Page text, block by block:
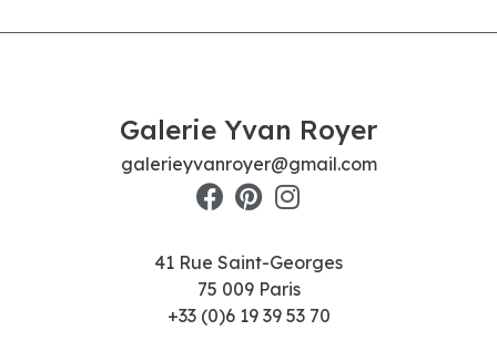
Galerie Yvan Royer
galerieyvanroyer@gmail.com
41 Rue Saint-Georges
75 009 Paris
+33 (0)6 19 39 53 70